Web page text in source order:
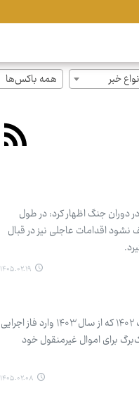
خبر همه باکس‌ها
جنگ اظهار کرد: در طول
اقدامات عاجلی نیز در قبال
۱۴۰۵.۰۲.۱۹
در سال‌های اخیر و با تصویب «قانون الزام به مستندسازی و صدور سند تک‌برگ برای املاک» مصوب ۱۴۰۲ که از سال ۱۴۰۳ وارد فاز اجرایی
برای اموال غیرمنقول خود
۱۴۰۵.۰۲.۰۸